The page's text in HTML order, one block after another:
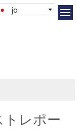
ja
トレポー